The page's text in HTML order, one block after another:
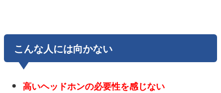
こんな人には向かない
高いヘッドホンの必要性を感じない